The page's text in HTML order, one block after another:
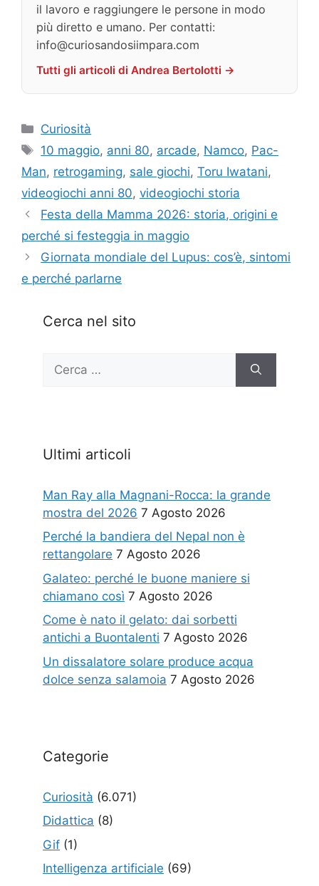
il lavoro e raggiungere le persone in modo
più diretto e umano. Per contatti:
info@curiosandosiimpara.com
Tutti gli articoli di Andrea Bertolotti →
Categorie
Curiosità
Tag
10 maggio, anni 80, arcade, Namco, Pac-
Man, retrogaming, sale giochi, Toru Iwatani,
videogiochi anni 80, videogiochi storia
Festa della Mamma 2026: storia, origini e
perché si festeggia in maggio
Giornata mondiale del Lupus: cos’è, sintomi
e perché parlarne
Cerca nel sito
per:
Ultimi articoli
Man Ray alla Magnani-Rocca: la grande
mostra del 2026 7 Agosto 2026
Perché la bandiera del Nepal non è
rettangolare 7 Agosto 2026
Galateo: perché le buone maniere si
chiamano così 7 Agosto 2026
Come è nato il gelato: dai sorbetti
antichi a Buontalenti 7 Agosto 2026
Un dissalatore solare produce acqua
dolce senza salamoia 7 Agosto 2026
Categorie
Curiosità (6.071)
Didattica (8)
Gif (1)
Intelligenza artificiale (69)